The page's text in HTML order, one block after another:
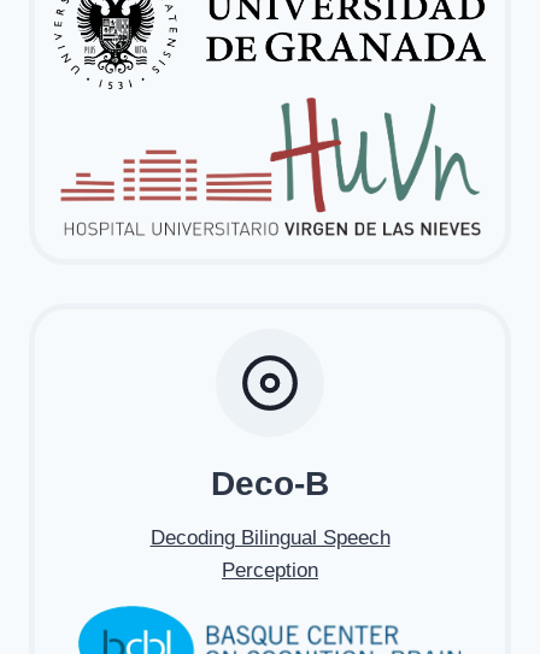
Deco-B
Decoding Bilingual Speech
Perception